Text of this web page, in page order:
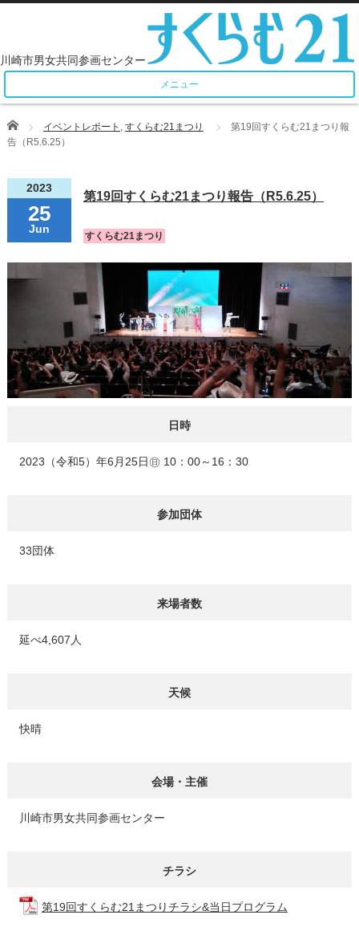
メニュー
Home イベントレポート , すくらむ21まつり
第19回すくらむ21まつり報
告（R5.6.25）
2023
25
Jun
第19回すくらむ21まつり報告（R5.6.25）
すくらむ21まつり
日時
2023（令和5）年6月25日㊐ 10：00～16：30
参加団体
33団体
来場者数
延べ4,607人
天候
快晴
会場・主催
川崎市男女共同参画センター
チラシ
第19回すくらむ21まつりチラシ&当日プログラム